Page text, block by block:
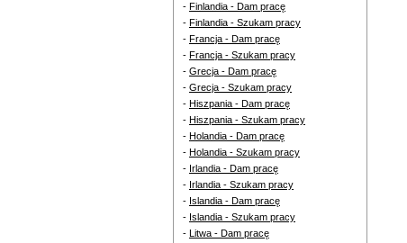
- Finlandia - Dam pracę
- Finlandia - Szukam pracy
- Francja - Dam pracę
- Francja - Szukam pracy
- Grecja - Dam pracę
- Grecja - Szukam pracy
- Hiszpania - Dam pracę
- Hiszpania - Szukam pracy
- Holandia - Dam pracę
- Holandia - Szukam pracy
- Irlandia - Dam pracę
- Irlandia - Szukam pracy
- Islandia - Dam pracę
- Islandia - Szukam pracy
- Litwa - Dam pracę